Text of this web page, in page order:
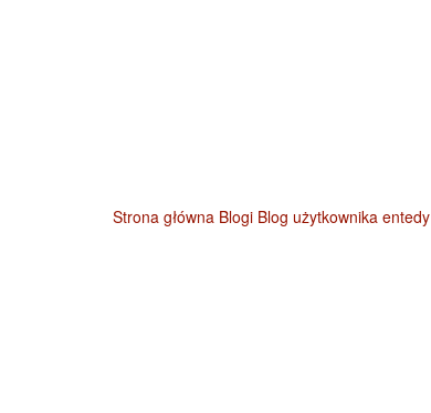
Strona główna Blogi Blog użytkownika entedy